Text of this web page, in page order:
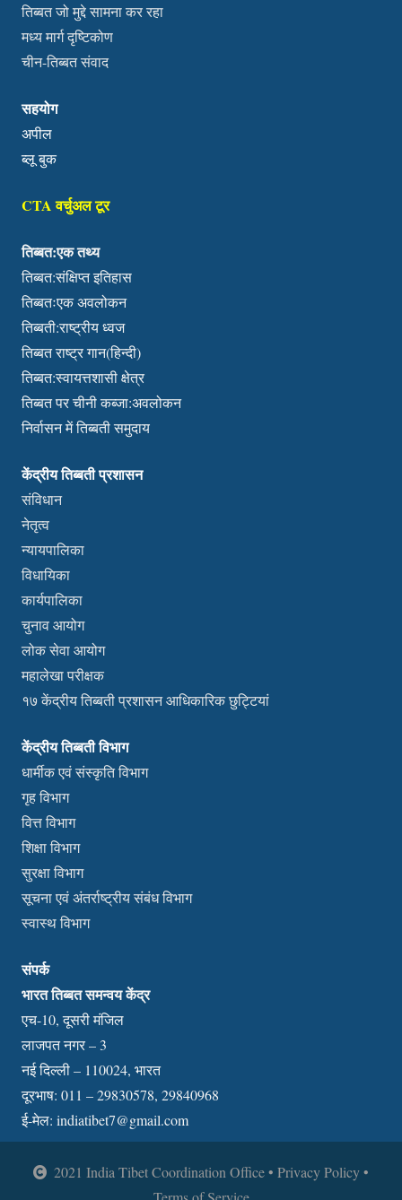
तिब्बत जो मुद्दे सामना कर रहा
मध्य मार्ग दृष्टिकोण
चीन-तिब्बत संवाद
सहयोग
अपील
ब्लू बुक
CTA वर्चुअल टूर
तिब्बत:एक तथ्य
तिब्बत:संक्षिप्त इतिहास
तिब्बतःएक अवलोकन
तिब्बती:राष्ट्रीय ध्वज
तिब्बत राष्ट्र गान(हिन्दी)
तिब्बत:स्वायत्तशासी क्षेत्र
तिब्बत पर चीनी कब्जा:अवलोकन
निर्वासन में तिब्बती समुदाय
केंद्रीय तिब्बती प्रशासन
संविधान
नेतृत्व
न्यायपालिका
विधायिका
कार्यपालिका
चुनाव आयोग
लोक सेवा आयोग
महालेखा परीक्षक
१७ केंद्रीय तिब्बती प्रशासन आधिकारिक छुट्टियां
केंद्रीय तिब्बती विभाग
धार्मीक एवं संस्कृति विभाग
गृह विभाग
वित्त विभाग
शिक्षा विभाग
सुरक्षा विभाग
सूचना एवं अंतर्राष्ट्रीय संबंध विभाग
स्वास्थ विभाग
संपर्क
भारत तिब्बत समन्वय केंद्र
एच-10, दूसरी मंजिल
लाजपत नगर – 3
नई दिल्ली – 110024, भारत
दूरभाष: 011 – 29830578, 29840968
ई-मेल: indiatibet7@gmail.com
2021 India Tibet Coordination Office • Privacy Policy •